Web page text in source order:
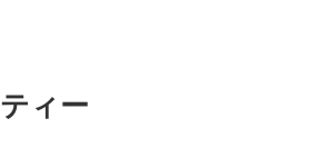
ィー